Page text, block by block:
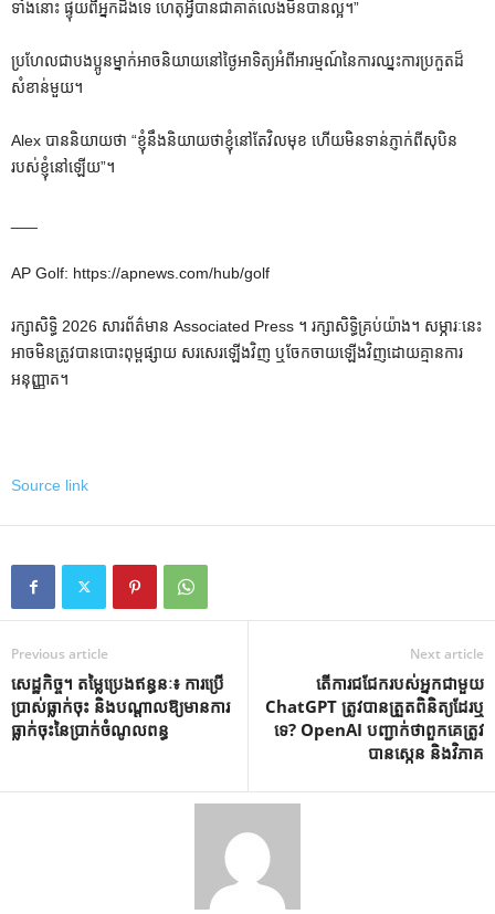
ទាំងនោះ ផ្ទុយពីអ្នកដឹងទេ ហេតុអ្វីបានជាគាត់លេងមិនបានល្អ។”
ប្រហែលជាបងប្អូនម្នាក់អាចនិយាយនៅថ្ងៃអាទិត្យអំពីអារម្មណ៍នៃការឈ្នះការប្រកួតដ៏
សំខាន់មួយ។
Alex បាននិយាយថា “ខ្ញុំនឹងនិយាយថាខ្ញុំនៅតែវិលមុខ ហើយមិនទាន់ភ្ញាក់ពីសុបិន
របស់ខ្ញុំនៅឡើយ”។
AP Golf: https://apnews.com/hub/golf
រក្សាសិទ្ធិ 2026 សារព័ត៌មាន Associated Press ។ រក្សាសិទ្ធិគ្រប់យ៉ាង។ សម្ភារៈនេះ
អាចមិនត្រូវបានបោះពុម្ពផ្សាយ សរសេរឡើងវិញ ឬចែកចាយឡើងវិញដោយគ្មានការ
អនុញ្ញាត។
Source link
Previous article
សេដ្ឋកិច្ច។ តម្លៃប្រេងឥន្ធនៈ៖ ការប្រើ
ប្រាស់ធ្លាក់ចុះ និងបណ្តាលឱ្យមានការ
ធ្លាក់ចុះនៃប្រាក់ចំណូលពន្ធ
Next article
តើការជជែករបស់អ្នកជាមួយ
ChatGPT ត្រូវបានត្រួតពិនិត្យដែរឬ
ទេ? OpenAI បញ្ជាក់ថាពួកគេត្រូវ
បានស្កេន និងវិភាគ